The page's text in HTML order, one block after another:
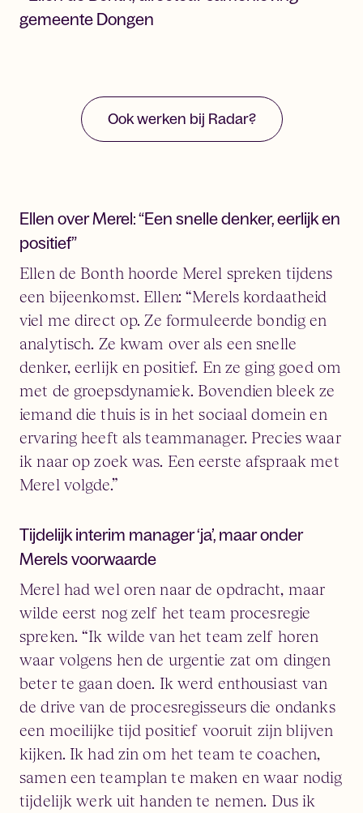
gemeente Dongen
Ook werken bij Radar?
Ellen over Merel: “Een snelle denker, eerlijk en
positief”
Ellen de Bonth hoorde Merel spreken tijdens
een bijeenkomst. Ellen: “Merels kordaatheid
viel me direct op. Ze formuleerde bondig en
analytisch. Ze kwam over als een snelle
denker, eerlijk en positief. En ze ging goed om
met de groepsdynamiek. Bovendien bleek ze
iemand die thuis is in het sociaal domein en
ervaring heeft als teammanager. Precies waar
ik naar op zoek was. Een eerste afspraak met
Merel volgde.”
Tijdelijk interim manager ‘ja’, maar onder
Merels voorwaarde
Merel had wel oren naar de opdracht, maar
wilde eerst nog zelf het team procesregie
spreken. “Ik wilde van het team zelf horen
waar volgens hen de urgentie zat om dingen
beter te gaan doen. Ik werd enthousiast van
de drive van de procesregisseurs die ondanks
een moeilijke tijd positief vooruit zijn blijven
kijken. Ik had zin om het team te coachen,
samen een teamplan te maken en waar nodig
tijdelijk werk uit handen te nemen. Dus ik